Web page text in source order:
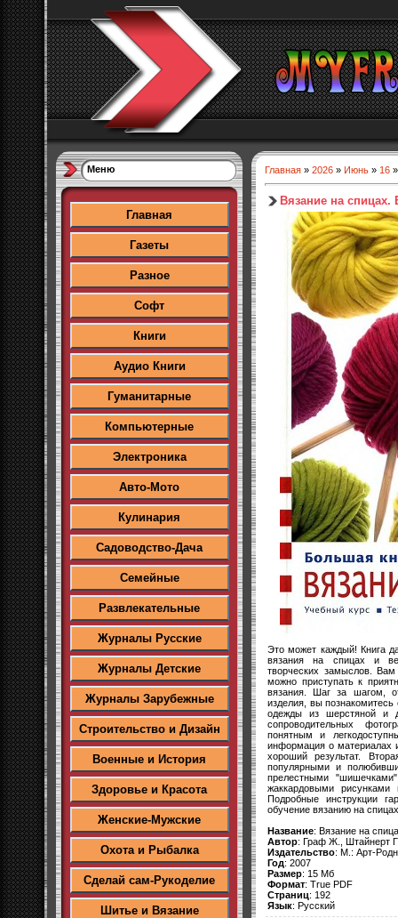
Меню
Главная
Газеты
Разное
Софт
Книги
Аудио Книги
Гуманитарные
Компьютерные
Электроника
Авто-Мото
Кулинария
Садоводство-Дача
Семейные
Развлекательные
Журналы Русские
Журналы Детские
Журналы Зарубежные
Строительство и Дизайн
Военные и История
Здоровье и Красота
Женские-Мужские
Охота и Рыбалка
Сделай сам-Рукоделие
Шитье и Вязание
Главная » 2026 » Июнь » 16
Вязание на спицах.
Это может каждый! Книга
вязания на спицах и
творческих замыслов.
можно приступать к
вязания. Шаг за шагом,
изделия, вы
одежды из шерстяной и
сопроводительных
понятным и
информация о материалах
хороший результат.
популярными и
прелестными
жаккардовыми
Подробные инструкции
обучение вязанию на
Название: Вязание на
Автор: Граф Ж., Штайнерт
Издательство: М.: Арт-
Год: 2007
Размер: 15 Мб
Формат: True PDF
Страниц: 192
Язык: Русский